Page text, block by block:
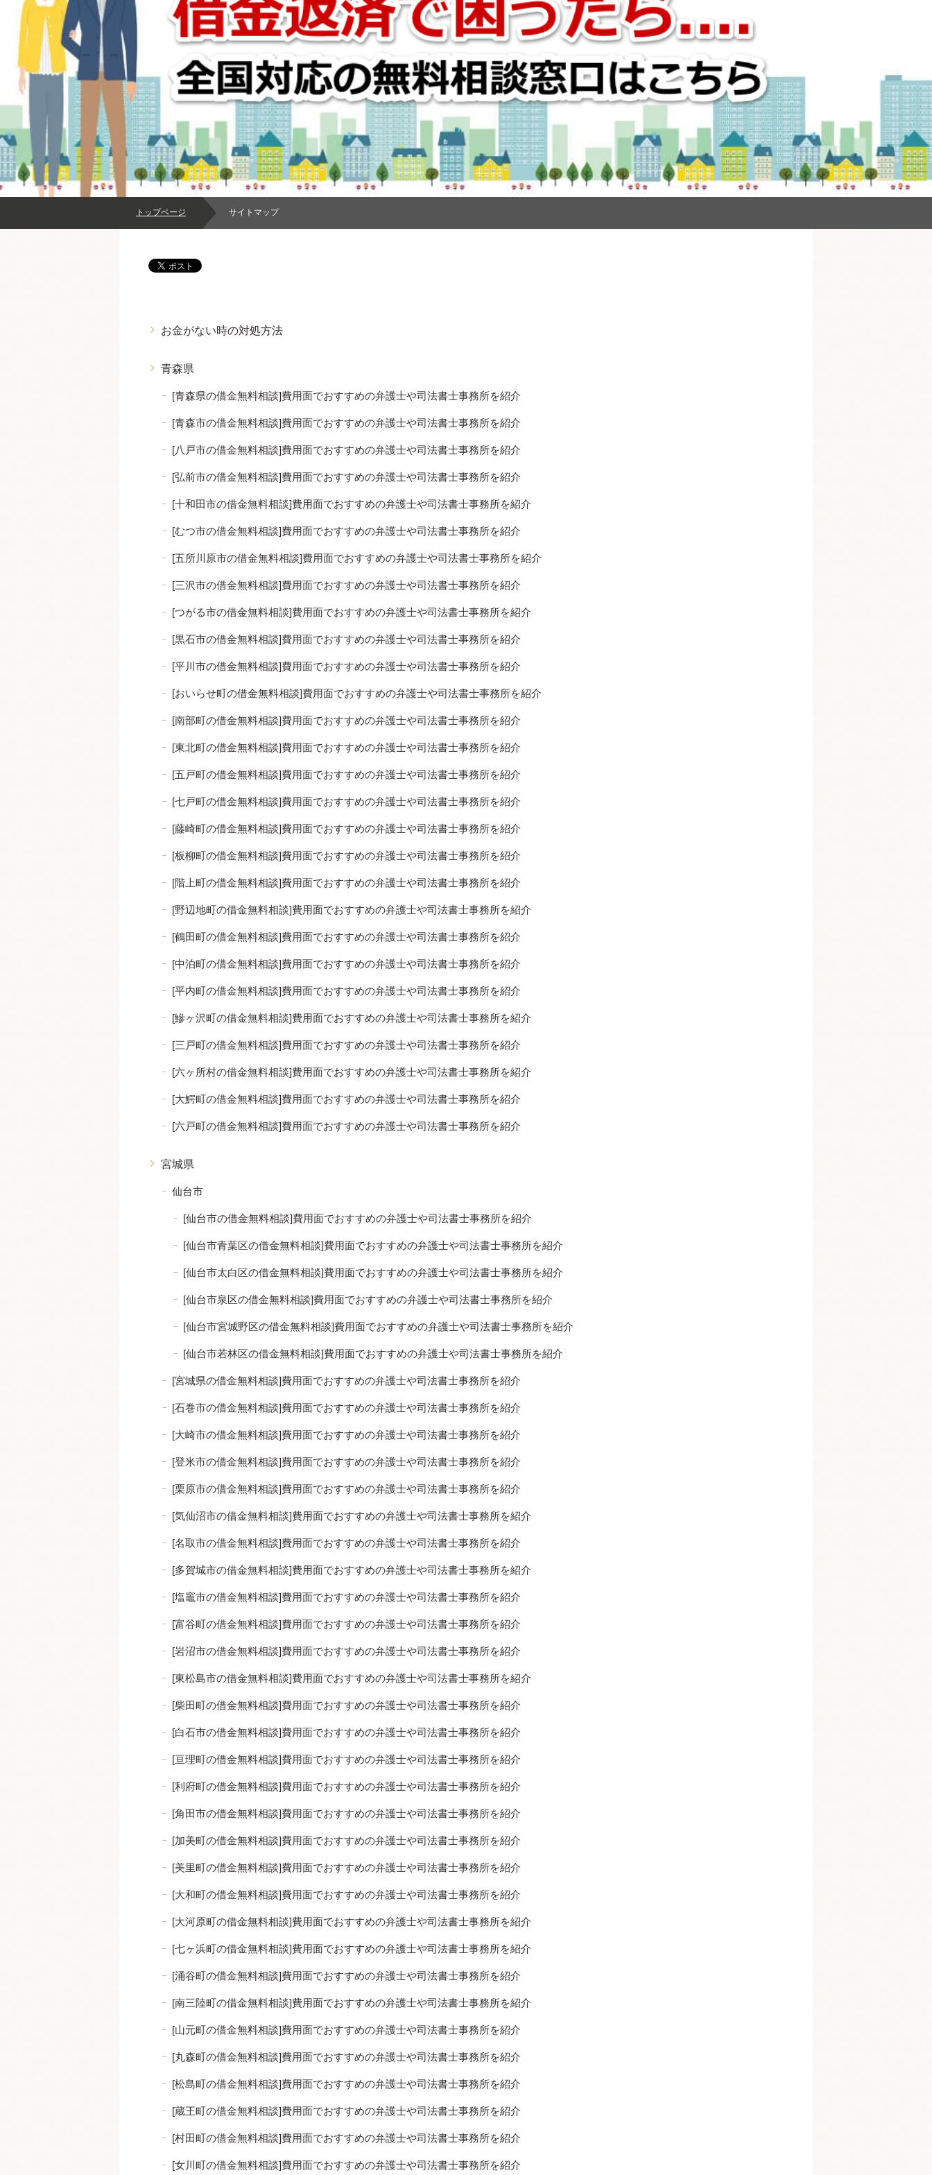
トップページ サイトマップ
お金がない時の対処方法
青森県
[青森県の借金無料相談]費用面でおすすめの弁護士や司法書士事務所を紹介
[青森市の借金無料相談]費用面でおすすめの弁護士や司法書士事務所を紹介
[八戸市の借金無料相談]費用面でおすすめの弁護士や司法書士事務所を紹介
[弘前市の借金無料相談]費用面でおすすめの弁護士や司法書士事務所を紹介
[十和田市の借金無料相談]費用面でおすすめの弁護士や司法書士事務所を紹介
[むつ市の借金無料相談]費用面でおすすめの弁護士や司法書士事務所を紹介
[五所川原市の借金無料相談]費用面でおすすめの弁護士や司法書士事務所を紹介
[三沢市の借金無料相談]費用面でおすすめの弁護士や司法書士事務所を紹介
[つがる市の借金無料相談]費用面でおすすめの弁護士や司法書士事務所を紹介
[黒石市の借金無料相談]費用面でおすすめの弁護士や司法書士事務所を紹介
[平川市の借金無料相談]費用面でおすすめの弁護士や司法書士事務所を紹介
[おいらせ町の借金無料相談]費用面でおすすめの弁護士や司法書士事務所を紹介
[南部町の借金無料相談]費用面でおすすめの弁護士や司法書士事務所を紹介
[東北町の借金無料相談]費用面でおすすめの弁護士や司法書士事務所を紹介
[五戸町の借金無料相談]費用面でおすすめの弁護士や司法書士事務所を紹介
[七戸町の借金無料相談]費用面でおすすめの弁護士や司法書士事務所を紹介
[藤崎町の借金無料相談]費用面でおすすめの弁護士や司法書士事務所を紹介
[板柳町の借金無料相談]費用面でおすすめの弁護士や司法書士事務所を紹介
[階上町の借金無料相談]費用面でおすすめの弁護士や司法書士事務所を紹介
[野辺地町の借金無料相談]費用面でおすすめの弁護士や司法書士事務所を紹介
[鶴田町の借金無料相談]費用面でおすすめの弁護士や司法書士事務所を紹介
[中泊町の借金無料相談]費用面でおすすめの弁護士や司法書士事務所を紹介
[平内町の借金無料相談]費用面でおすすめの弁護士や司法書士事務所を紹介
[鰺ヶ沢町の借金無料相談]費用面でおすすめの弁護士や司法書士事務所を紹介
[三戸町の借金無料相談]費用面でおすすめの弁護士や司法書士事務所を紹介
[六ヶ所村の借金無料相談]費用面でおすすめの弁護士や司法書士事務所を紹介
[大鰐町の借金無料相談]費用面でおすすめの弁護士や司法書士事務所を紹介
[六戸町の借金無料相談]費用面でおすすめの弁護士や司法書士事務所を紹介
宮城県
仙台市
[仙台市の借金無料相談]費用面でおすすめの弁護士や司法書士事務所を紹介
[仙台市青葉区の借金無料相談]費用面でおすすめの弁護士や司法書士事務所を紹介
[仙台市太白区の借金無料相談]費用面でおすすめの弁護士や司法書士事務所を紹介
[仙台市泉区の借金無料相談]費用面でおすすめの弁護士や司法書士事務所を紹介
[仙台市宮城野区の借金無料相談]費用面でおすすめの弁護士や司法書士事務所を紹介
[仙台市若林区の借金無料相談]費用面でおすすめの弁護士や司法書士事務所を紹介
[宮城県の借金無料相談]費用面でおすすめの弁護士や司法書士事務所を紹介
[石巻市の借金無料相談]費用面でおすすめの弁護士や司法書士事務所を紹介
[大崎市の借金無料相談]費用面でおすすめの弁護士や司法書士事務所を紹介
[登米市の借金無料相談]費用面でおすすめの弁護士や司法書士事務所を紹介
[栗原市の借金無料相談]費用面でおすすめの弁護士や司法書士事務所を紹介
[気仙沼市の借金無料相談]費用面でおすすめの弁護士や司法書士事務所を紹介
[名取市の借金無料相談]費用面でおすすめの弁護士や司法書士事務所を紹介
[多賀城市の借金無料相談]費用面でおすすめの弁護士や司法書士事務所を紹介
[塩竈市の借金無料相談]費用面でおすすめの弁護士や司法書士事務所を紹介
[富谷町の借金無料相談]費用面でおすすめの弁護士や司法書士事務所を紹介
[岩沼市の借金無料相談]費用面でおすすめの弁護士や司法書士事務所を紹介
[東松島市の借金無料相談]費用面でおすすめの弁護士や司法書士事務所を紹介
[柴田町の借金無料相談]費用面でおすすめの弁護士や司法書士事務所を紹介
[白石市の借金無料相談]費用面でおすすめの弁護士や司法書士事務所を紹介
[亘理町の借金無料相談]費用面でおすすめの弁護士や司法書士事務所を紹介
[利府町の借金無料相談]費用面でおすすめの弁護士や司法書士事務所を紹介
[角田市の借金無料相談]費用面でおすすめの弁護士や司法書士事務所を紹介
[加美町の借金無料相談]費用面でおすすめの弁護士や司法書士事務所を紹介
[美里町の借金無料相談]費用面でおすすめの弁護士や司法書士事務所を紹介
[大和町の借金無料相談]費用面でおすすめの弁護士や司法書士事務所を紹介
[大河原町の借金無料相談]費用面でおすすめの弁護士や司法書士事務所を紹介
[七ヶ浜町の借金無料相談]費用面でおすすめの弁護士や司法書士事務所を紹介
[涌谷町の借金無料相談]費用面でおすすめの弁護士や司法書士事務所を紹介
[南三陸町の借金無料相談]費用面でおすすめの弁護士や司法書士事務所を紹介
[山元町の借金無料相談]費用面でおすすめの弁護士や司法書士事務所を紹介
[丸森町の借金無料相談]費用面でおすすめの弁護士や司法書士事務所を紹介
[松島町の借金無料相談]費用面でおすすめの弁護士や司法書士事務所を紹介
[蔵王町の借金無料相談]費用面でおすすめの弁護士や司法書士事務所を紹介
[村田町の借金無料相談]費用面でおすすめの弁護士や司法書士事務所を紹介
[女川町の借金無料相談]費用面でおすすめの弁護士や司法書士事務所を紹介